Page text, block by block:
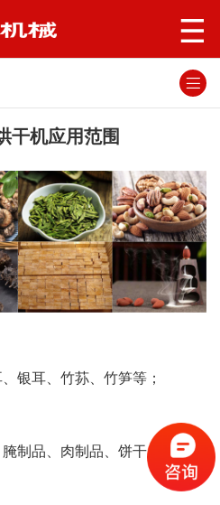
干机应用范围
银耳、竹荪、竹笋等；
制品、肉制品、饼干、坚果、